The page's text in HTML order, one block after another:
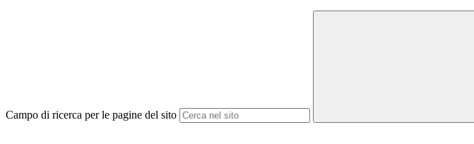
Campo di ricerca per le pagine del sito